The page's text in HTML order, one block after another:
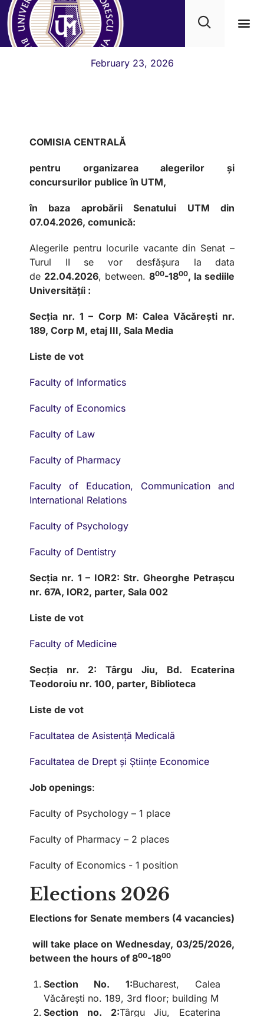
Elections 2026
February 23, 2026
COMISIA CENTRALĂ
pentru organizarea alegerilor și
concursurilor publice în UTM,
în baza aprobării Senatului UTM din
07.04.2026, comunică:
Alegerile pentru locurile vacante din Senat –
Turul II se vor desfășura la data
de 22.04.2026, between. 800-1800, la sediile
Universitățíi :
Secția nr. 1 – Corp M: Calea Văcărești nr.
189, Corp M, etaj III, Sala Media
Liste de vot
Faculty of Informatics
Faculty of Economics
Faculty of Law
Faculty of Pharmacy
Faculty of Education, Communication and
International Relations
Faculty of Psychology
Faculty of Dentistry
Secția nr. 1 – IOR2: Str. Gheorghe Petrașcu
nr. 67A, IOR2, parter, Sala 002
Liste de vot
Faculty of Medicine
Secția nr. 2: Târgu Jiu, Bd. Ecaterina
Teodoroiu nr. 100, parter, Biblioteca
Liste de vot
Facultatea de Asistență Medicală
Facultatea de Drept și Științe Economice
Job openings:
Faculty of Psychology – 1 place
Faculty of Pharmacy – 2 places
Faculty of Economics - 1 position
Elections 2026
Elections for Senate members (4 vacancies)
will take place on Wednesday, 03/25/2026,
between the hours of 800-1800
Section No. 1:Bucharest, Calea
Văcărești no. 189, 3rd floor; building M
Section no. 2:Târgu Jiu, Ecaterina